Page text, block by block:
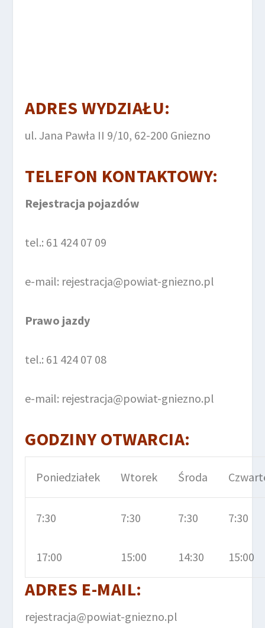
ADRES WYDZIAŁU:
ul. Jana Pawła II 9/10, 62-200 Gniezno
TELEFON KONTAKTOWY:
Rejestracja pojazdów
tel.: 61 424 07 09
e-mail: rejestracja@powiat-gniezno.pl
Prawo jazdy
tel.: 61 424 07 08
e-mail: rejestracja@powiat-gniezno.pl
GODZINY OTWARCIA:
Poniedziałek Wtorek Środa
7:30
17:00
7:30
15:00
7:30
14:30
7:30
15:00
ADRES E-MAIL:
rejestracja@powiat-gniezno.pl